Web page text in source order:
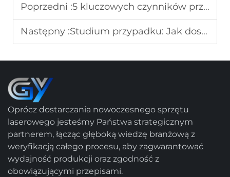
Poprzedni :5 kluczowych czynników przy wyborze wysokomocznego maszynowego noża laserowego do cięcia aluminium
Następny :Studium przypadku: Jak dostawca pierwszego stopnia dla przemysłu motocyklowego skrócił czas cięcia nadwozia (Body-in-White) o 30%
Oprócz dostarczania nowoczesnego sprzętu
laserowego jesteśmy Państwa strategicznym
partnerem, łącząc głęboką wiedzę branżową z
weryfikacją całego procesu, aby zagwarantować
wydajność produkcji oraz zgodność z
obowiązującymi przepisami.